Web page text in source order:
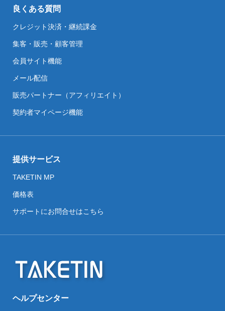
良くある質問
クレジット決済・継続課金
集客・販売・顧客管理
会員サイト機能
メール配信
販売パートナー（アフィリエイト）
契約者マイページ機能
提供サービス
TAKETIN MP
価格表
サポートにお問合せはこちら
ヘルプセンター